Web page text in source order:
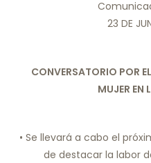
23 DE
CONVERSATORIO POR
MUJER EN
• Se llevará a cabo el
de destacar la labor